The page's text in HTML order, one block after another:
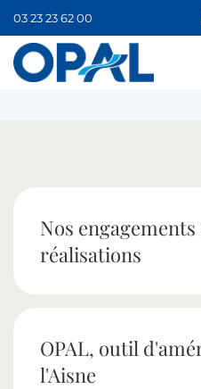
03 23 23 62 00
Nos engagements
réalisations
OPAL, outil
l'Aisne